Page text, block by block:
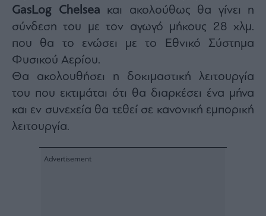
You
can
opt
out
any
time.
This
site
is
protected
reCAPTCHA
and
the
Google
Policy
GasLog Chelsea και ακολούθως θα γίνει η
σύνδεση του με τον αγωγό μήκους 28 χλμ.
που θα το ενώσει με το Εθνικό Σύστημα
Φυσικού Αερίου.
Θα ακολουθήσει η δοκιμαστική λειτουργία
του που εκτιμάται ότι θα διαρκέσει ένα μήνα
και εν συνεχεία θα τεθεί σε κανονική εμπορική
λειτουργία.